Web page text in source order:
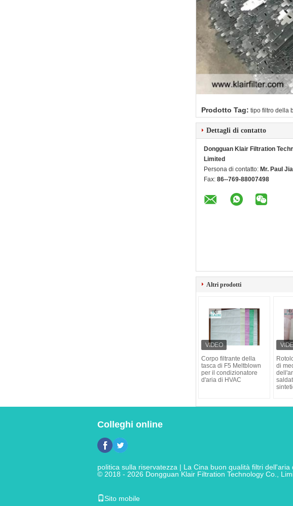
Prodotto Tag: tipo filtro della
Dettagli di contatto
Dongguan Klair Filtration
Limited
Persona di contatto: Mr. Paul
Fax: 86--769-88007498
Altri prodotti
Corpo filtrante della
tasca di F5 Meltblown
per il condizionatore
d'aria di HVAC
di
Colleghi online
politica sulla riservatezza | La Cina buon qualità filtri dell'aria
© 2018 - 2026 Dongguan Klair Filtration Technology Co.,
Sito mobile